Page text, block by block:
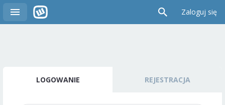
Zaloguj się
LOGOWANIE REJESTRACJA